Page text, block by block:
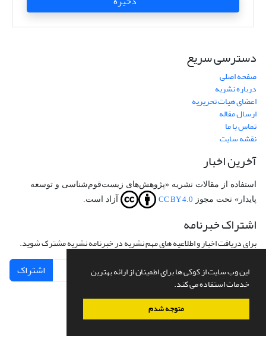
این وب سایت از کوکی ها برای اطمینان از ارائه بهترین
خدمات استفاده می کند.
متوجه شدم
دسترسی سریع
صفحه اصلی
درباره نشریه
اعضای هیات تحریریه
ارسال مقاله
تماس با ما
نقشه سایت
آخرین اخبار
استفاده از مقالات نشریه «پژوهش‌های زیست‌قوم‌شناسی و توسعه
پایدار» تحت مجوز CC BY 4.0 آزاد است.
اشتراک خبرنامه
برای دریافت اخبار و اطلاعیه های مهم نشریه در خبرنامه نشریه مشترک شوید.
اشتراک
سامانه مدیریت نشریات علمی.طراحی و پیاده سازی ازسیناوب